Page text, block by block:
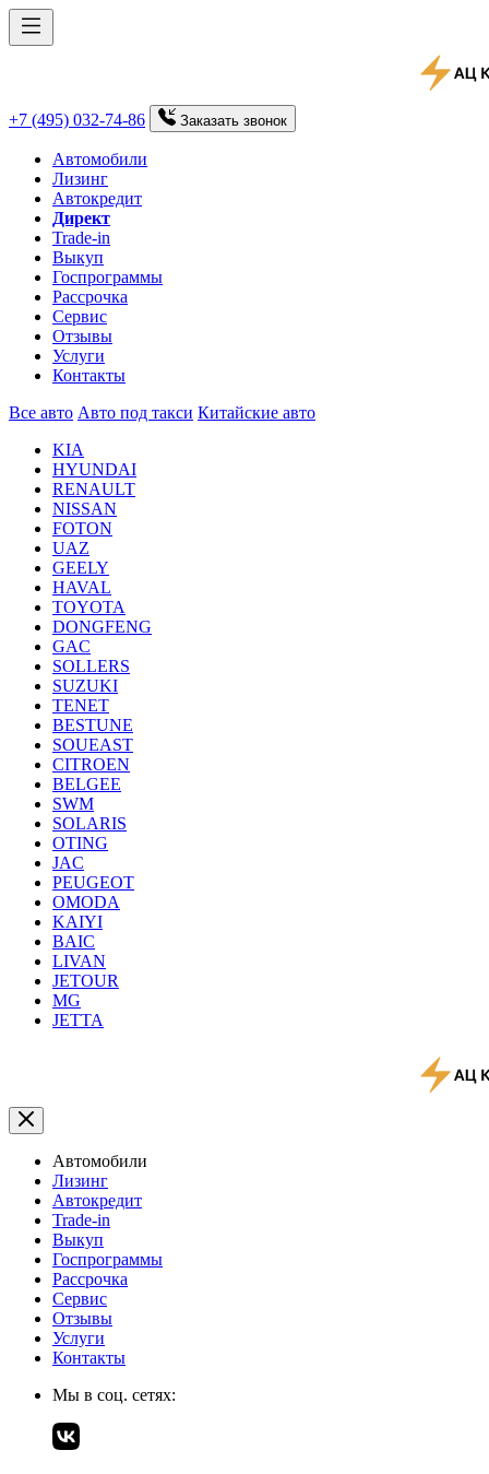
+7 (495) 032-74-86 Заказать звонок
Автомобили
Лизинг
Автокредит
Директ
Trade-in
Выкуп
Госпрограммы
Рассрочка
Сервис
Отзывы
Услуги
Контакты
Все авто Авто под такси Китайские авто
KIA
HYUNDAI
RENAULT
NISSAN
FOTON
UAZ
GEELY
HAVAL
TOYOTA
DONGFENG
GAC
SOLLERS
SUZUKI
TENET
BESTUNE
SOUEAST
CITROEN
BELGEE
SWM
SOLARIS
OTING
JAC
PEUGEOT
OMODA
KAIYI
BAIC
LIVAN
JETOUR
MG
JETTA
Автомобили
Лизинг
Автокредит
Trade-in
Выкуп
Госпрограммы
Рассрочка
Сервис
Отзывы
Услуги
Контакты
Мы в соц. сетях: